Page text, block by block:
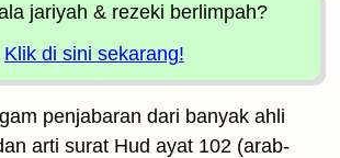
jariyah & rezeki berlimpah?
Klik di sini sekarang!
penjabaran dari banyak ahli
arti surat Hud ayat 102 (arab-